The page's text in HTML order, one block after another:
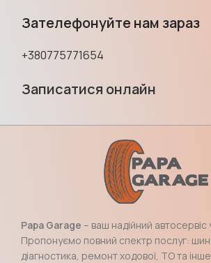
Зателефонуйте нам зараз
+380775771654
Записатися онлайн
Papa Garage – ваш надійний автосервіс
Пропонуємо повний спектр послуг:
діагностика, ремонт ходової, ТО та